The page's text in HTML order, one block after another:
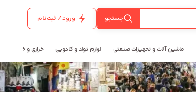
جستجو ورود / ثبت‌نام
ماشین آلات و تجهیزات صنعتی لوازم تولد و کادویی خرازی و خیاطی